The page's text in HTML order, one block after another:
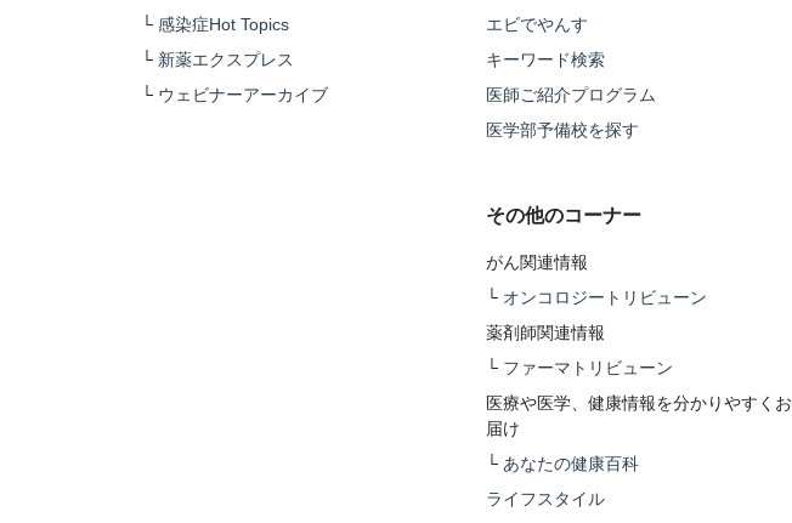
└ 感染症Hot Topics
└ 新薬エクスプレス
└ ウェビナーアーカイブ
エビでやんす
キーワード検索
医師ご紹介プログラム
医学部予備校を探す
その他のコーナー
がん関連情報
└ オンコロジートリビューン
薬剤師関連情報
└ ファーマトリビューン
医療や医学、健康情報を分かりやすくお
届け
└ あなたの健康百科
ライフスタイル